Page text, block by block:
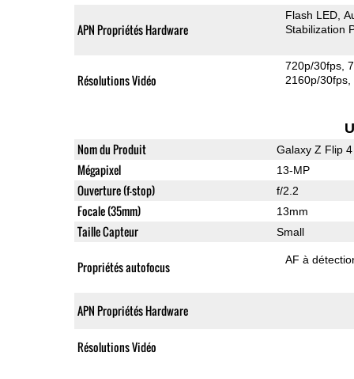
APN Propriétés Hardware
Flash LED
Stabilization
Résolutions Vidéo
720p/30fps
2160p/30fps
Nom du Produit Galaxy Z Flip 4
Mégapixel 13-MP
Ouverture (f-stop) f/2.2
Focale (35mm) 13mm
Taille Capteur Small
Propriétés autofocus AF à
APN Propriétés Hardware
Résolutions Vidéo